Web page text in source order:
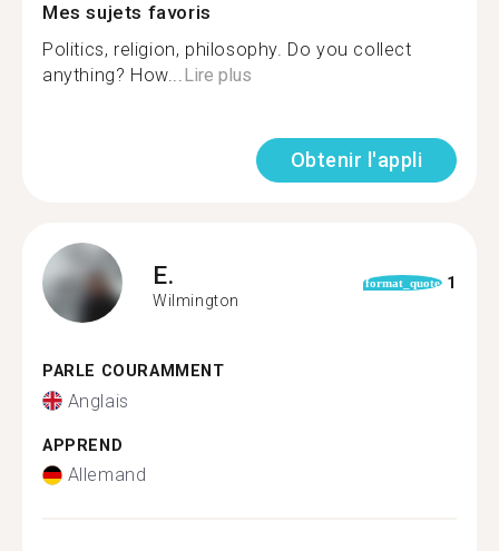
Mes sujets favoris
Politics, religion, philosophy. Do you collect
anything? How...Lire plus
Obtenir l'appli
E.
Wilmington
format_quote 1
PARLE COURAMMENT
Anglais
APPREND
Allemand